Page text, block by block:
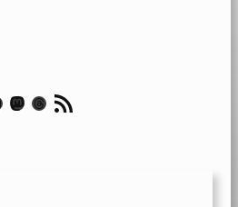
Mastodon Threads RSS-Feed